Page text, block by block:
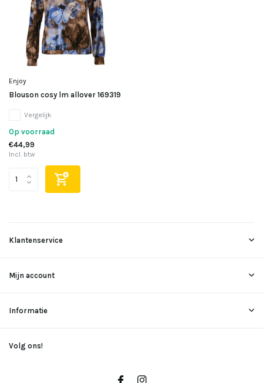
Enjoy
Blouson cosy lm allover 169319
Vergelijk
Op voorraad
€44,99
Incl. btw
Klantenservice
Mijn account
Informatie
Volg ons!